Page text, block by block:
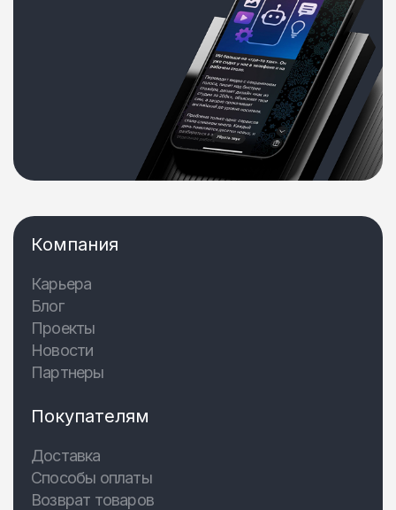
Компания
Карьера
Блог
Проекты
Новости
Партнеры
Покупателям
Доставка
Способы оплаты
Возврат товаров